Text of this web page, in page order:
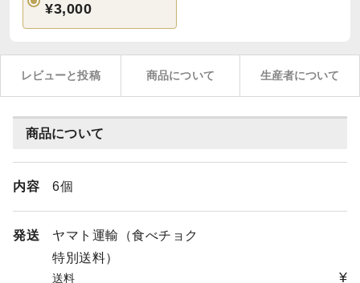
¥3,000
レビューと投稿 商品について 生産者について
商品について
内容 6個
発送
ヤマト運輸（食べチョク
特別送料）
送料 ¥